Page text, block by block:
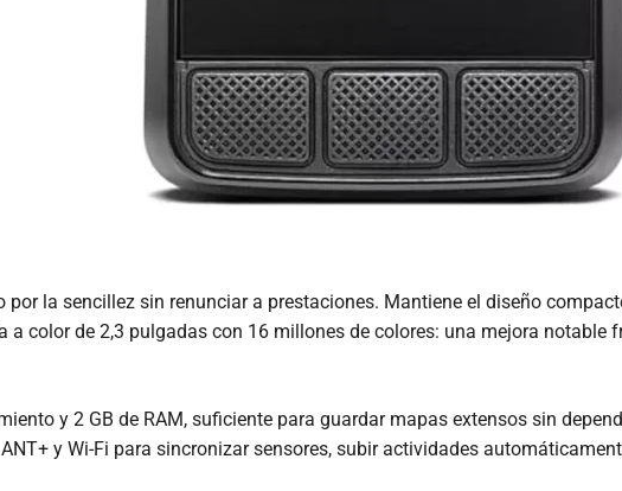
por la sencillez sin renunciar a prestaciones. Mantiene el diseño
a color de 2,3 pulgadas con 16 millones de colores: una mejora notable
y 2 GB de RAM, suficiente para guardar mapas extensos sin
y Wi-Fi para sincronizar sensores, subir actividades